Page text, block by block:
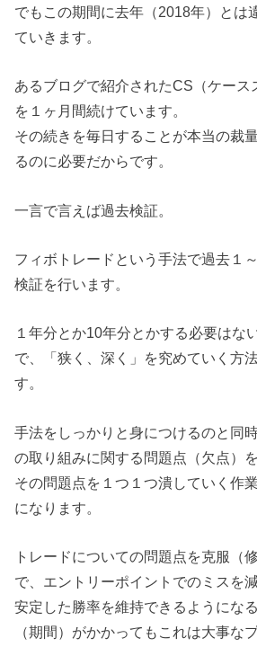
でもこの期間に去年（2018年）とは
ていきます。
あるブログで紹介されたCS（ケース
を１ヶ月間続けています。
その続きを毎日することが本当の裁
るのに必要だからです。
一言で言えば過去検証。
フィボトレードという手法で過去１
検証を行います。
１年分とか10年分とかする必要はな
で、「狭く、深く」を究めていく方
す。
手法をしっかりと身につけるのと同
の取り組みに関する問題点（欠点）
その問題点を１つ１つ潰していく作
になります。
トレードについての問題点を克服（
で、エントリーポイントでのミスを減
安定した勝率を維持できるようにな
（期間）がかかってもこれは大事な